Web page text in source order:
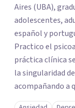
Aires (UBA),
adolescentes,
español y
Practico el
práctica clínica
la singularidad
acompañando a
angustia,